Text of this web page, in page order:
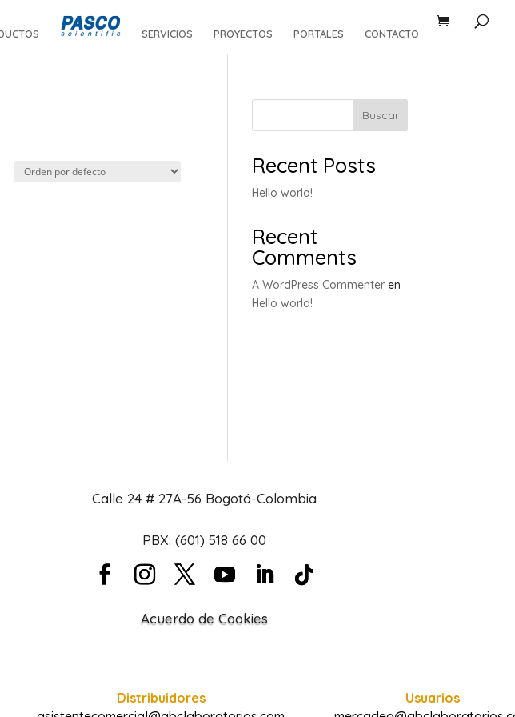
SERVICIOS PROYECTOS PORTALES CONTACTO
Buscar
Recent Posts
Hello world!
Recent
Comments
A WordPress Commenter en
Hello world!
Calle 24 # 27A-56 Bogotá-Colombia
PBX: (601) 518 66 00
Acuerdo de Cookies
Distribuidores
Usuarios